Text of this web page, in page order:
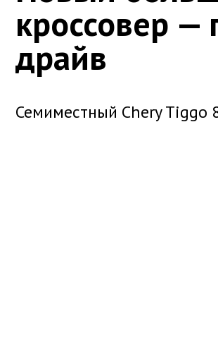
кроссовер —
драйв
Семиместный Chery Tiggo